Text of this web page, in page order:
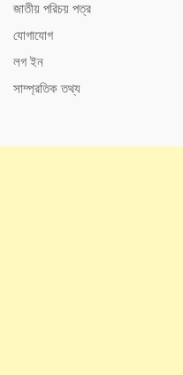
জাতীয় পরিচয় পত্র
যোগাযোগ
লগ ইন
সাম্প্রতিক তথ্য